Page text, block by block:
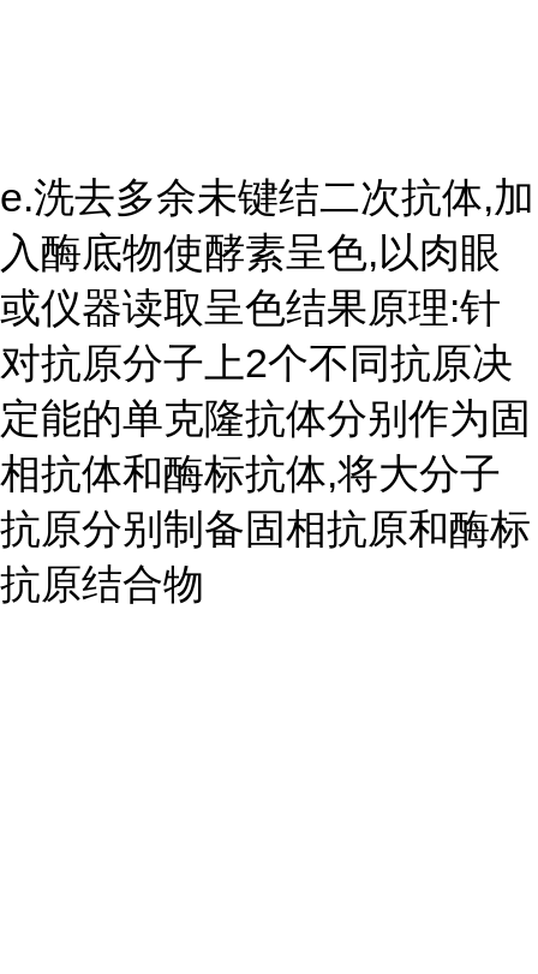
e.洗去多余未键结二次抗体,加
入酶底物使酵素呈色,以肉眼
或仪器读取呈色结果原理:针
对抗原分子上2个不同抗原决
定能的单克隆抗体分别作为固
相抗体和酶标抗体,将大分子
抗原分别制备固相抗原和酶标
抗原结合物